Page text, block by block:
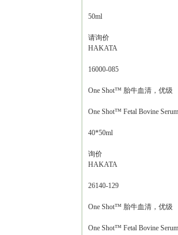
50ml
请询价
HAKATA
16000-085
One Shot™ 胎牛血清，优级
One Shot™ Fetal Bovine
40*50ml
询价
HAKATA
26140-129
One Shot™ 胎牛血清，优级
One Shot™ Fetal Bovine